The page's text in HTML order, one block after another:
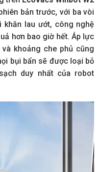
bản trước, với ba vòi
khăn lau ướt, công nghệ
hơn bao giờ hết. Áp lực
khoảng che phủ cũng
bụi bẩn sẽ được loại bỏ
duy nhất của robot